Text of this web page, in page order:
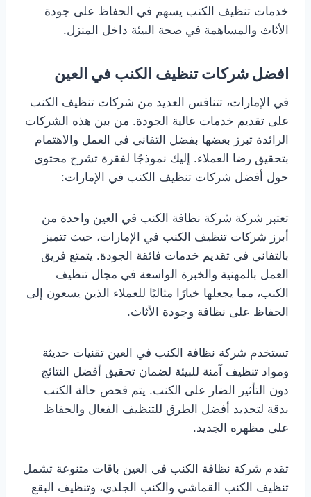
خدمات تنظيف الكنب يسهم في الحفاظ على جودة
الأثاث والمساهمة في صحة البيئة داخل المنزل.
افضل شركات تنظيف الكنب في العين
في الإمارات، تتنافس العديد من شركات تنظيف الكنب
على تقديم خدمات عالية الجودة. من بين هذه الشركات
الرائدة تبرز بعضها بفضل التفاني في العمل والاهتمام
بتحقيق رضا العملاء. إليك نموذجًا لفقرة تشرح محتوى
حول أفضل شركات تنظيف الكنب في الإمارات:
تعتبر شركة شركة نظافة الكنب في العين واحدة من
أبرز شركات تنظيف الكنب في الإمارات، حيث تتميز
بالتفاني في تقديم خدمات فائقة الجودة. يتمتع فريق
العمل بالمهنية والخبرة الواسعة في مجال تنظيف
الكنب، مما يجعلها خيارًا مثاليًا للعملاء الذين يسعون إلى
الحفاظ على نظافة وجودة الأثاث.
تستخدم شركة نظافة الكنب في العين تقنيات حديثة
ومواد تنظيف آمنة للبيئة لضمان تحقيق أفضل النتائج
دون التأثير الضار على الكنب. يتم فحص حالة الكنب
بدقة لتحديد أفضل الطرق للتنظيف الفعال والحفاظ
على مظهره الجديد.
تقدم شركة نظافة الكنب في العين باقات متنوعة تشمل
تنظيف الكنب القماشي والكنب الجلدي، وتنظيف البقع